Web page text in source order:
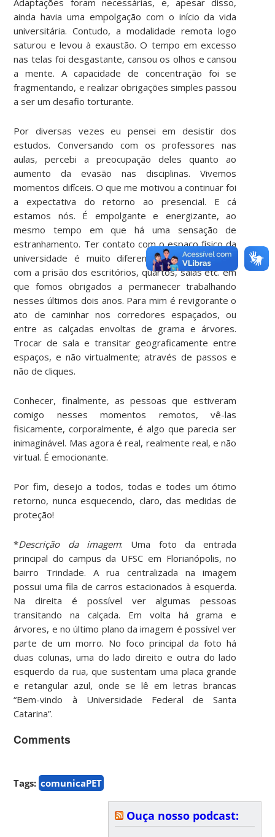
ainda havia uma empolgação com o início da vida
universitária. Contudo, a modalidade remota logo
saturou e levou à exaustão. O tempo em excesso
nas telas foi desgastante, cansou os olhos e cansou
a mente. A capacidade de concentração foi se
fragmentando, e realizar obrigações simples passou
a ser um desafio torturante.
Por diversas vezes eu pensei em desistir dos
estudos. Conversando com os professores nas
aulas, percebi a preocupação deles quanto ao
aumento da evasão nas disciplinas. Vivemos
momentos difíceis. O que me motivou a continuar foi
a expectativa do retorno ao presencial. E cá
estamos nós. É empolgante e energizante, ao
mesmo tempo em que há uma sensação de
estranhamento. Ter contato com o espaço físico da
universidade é muito diferente, em comparação
com a prisão dos escritórios, quartos, salas etc. em
que fomos obrigados a permanecer trabalhando
nesses últimos dois anos. Para mim é revigorante o
ato de caminhar nos corredores espaçados, ou
entre as calçadas envoltas de grama e árvores.
Trocar de sala e transitar geograficamente entre
espaços, e não virtualmente; através de passos e
não de cliques.
Conhecer, finalmente, as pessoas que estiveram
comigo nesses momentos remotos, vê-las
fisicamente, corporalmente, é algo que parecia ser
inimaginável. Mas agora é real, realmente real, e não
virtual. É emocionante.
Por fim, desejo a todos, todas e todes um ótimo
retorno, nunca esquecendo, claro, das medidas de
proteção!
*Descrição da imagem: Uma foto da entrada
principal do campus da UFSC em Florianópolis, no
bairro Trindade. A rua centralizada na imagem
possui uma fila de carros estacionados à esquerda.
Na direita é possível ver algumas pessoas
transitando na calçada. Em volta há grama e
árvores, e no último plano da imagem é possível ver
parte de um morro. No foco principal da foto há
duas colunas, uma do lado direito e outra do lado
esquerdo da rua, que sustentam uma placa grande
e retangular azul, onde se lê em letras brancas
“Bem-vindo à Universidade Federal de Santa
Catarina”.
Comments
Tags: comunicaPET
Ouça nosso podcast: